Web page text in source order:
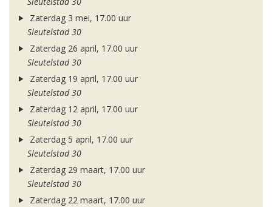
Zaterdag 3 mei, 17.00 uur
Sleutelstad 30
Zaterdag 26 april, 17.00 uur
Sleutelstad 30
Zaterdag 19 april, 17.00 uur
Sleutelstad 30
Zaterdag 12 april, 17.00 uur
Sleutelstad 30
Zaterdag 5 april, 17.00 uur
Sleutelstad 30
Zaterdag 29 maart, 17.00 uur
Sleutelstad 30
Zaterdag 22 maart, 17.00 uur